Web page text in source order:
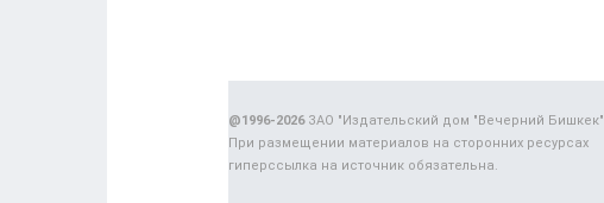
@1996-2026ЗАО "Издательский дом "Вечерний Бишкек"
При размещении материалов на сторонних ресурсах
гиперссылка на источник обязательна.